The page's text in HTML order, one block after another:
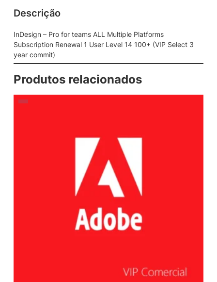
Descrição
InDesign – Pro for teams ALL Multiple Platforms
Subscription Renewal 1 User Level 14 100+ (VIP Select 3
year commit)
Produtos relacionados